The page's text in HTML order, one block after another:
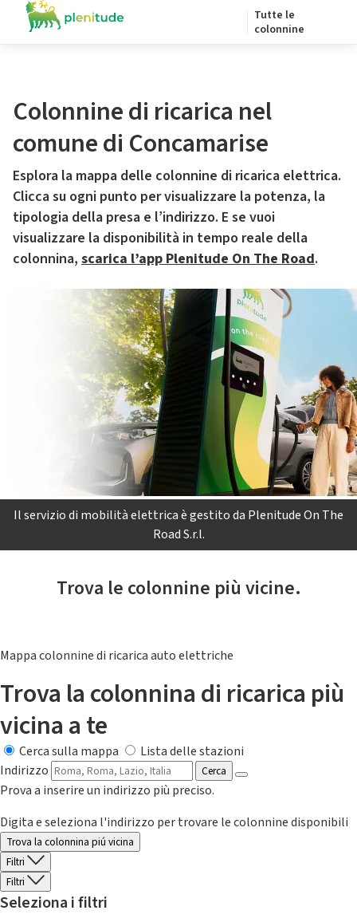
Tutte le
colonnine
Colonnine di ricarica nel
comune di Concamarise
Esplora la mappa delle colonnine di ricarica elettrica.
Clicca su ogni punto per visualizzare la potenza, la
tipologia della presa e l’indirizzo. E se vuoi
visualizzare la disponibilità in tempo reale della
colonnina, scarica l’app Plenitude On The Road.
Il servizio di mobilità elettrica è gestito da Plenitude On The
Road S.r.l.
Trova le colonnine più vicine.
Mappa colonnine di ricarica auto elettriche
Trova la colonnina di ricarica più
vicina a te
Cerca sulla mappa
Lista delle stazioni
Indirizzo
Cerca
Prova a inserire un indirizzo più preciso.
Digita e seleziona l'indirizzo per trovare le colonnine disponibili
Trova la colonnina piú vicina
Filtri
Filtri
Seleziona i filtri